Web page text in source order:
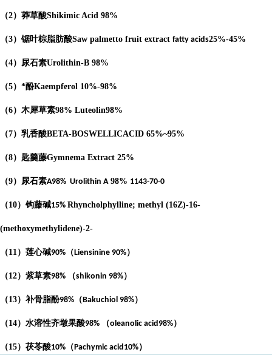
（2）莽草酸Shikimic Acid 98%
（3）锯叶棕脂肪酸Saw palmetto fruit extract fatty acids25%-45%
（4） 尿石素Urolithin-B 98%
（5）*酚Kaempferol 10%-98%
（6）木犀草素98% Luteolin98%
（7）乳香酸BETA-BOSWELLICACID 65%~95%
（8）匙羹藤Gymnema Extract 25%
（9）尿石素A98% Urolithin A98% 1143-70-0
（10）钩藤碱15% Rhyncholphylline; methyl (16Z)-16-
(methoxymethylidene)-2-
（11）莲心碱90% （Liensinine 90%）
（12）紫草素98% （shikonin 98%）
（13）补骨脂酚98% （Bakuchiol 98%）
（14）水溶性齐墩果酸98% （oleanolic acid98%）
（15）茯苓酸10% （Pachymic acid10%）